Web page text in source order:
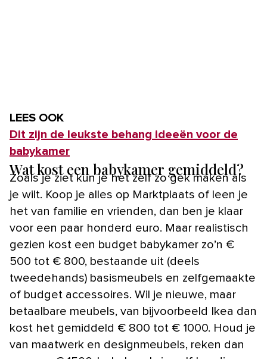
LEES OOK
Dit zijn de leukste behang ideeën voor de
babykamer
Wat kost een babykamer gemiddeld?
Zoals je ziet kun je het zelf zo gek maken als
je wilt. Koop je alles op Marktplaats of leen je
het van familie en vrienden, dan ben je klaar
voor een paar honderd euro. Maar realistisch
gezien kost een budget babykamer zo’n €
500 tot € 800, bestaande uit (deels
tweedehands) basismeubels en zelfgemaakte
of budget accessoires. Wil je nieuwe, maar
betaalbare meubels, van bijvoorbeeld Ikea dan
kost het gemiddeld € 800 tot € 1000. Houd je
van maatwerk en designmeubels, reken dan